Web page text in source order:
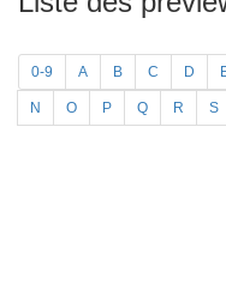
0-9 A B C D
N O P Q R S